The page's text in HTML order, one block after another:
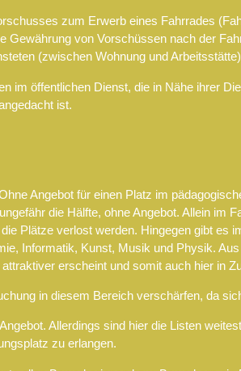
zum Erwerb eines Fahrrades
von Vorschüssen nach der
(zwischen Wohnung und
im öffentlichen Dienst, die in Nähe ihrer
ist.
Angebot für einen Platz im
die Hälfte, ohne Angebot. Allein
Plätze verlost werden. Hingegen gibt
Informatik, Kunst, Musik und Physik.
erscheint und somit auch hier in
in diesem Bereich verschärfen, da
Allerdings sind hier die Listen
zu erlangen.